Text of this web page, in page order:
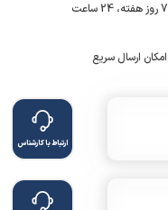
7 روز هفته، 24 ساعت
امکان ارسال سریع
ارتباط با کارشناس